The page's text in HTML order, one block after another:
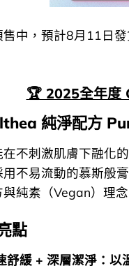
中，預計8月11日發
🏆 2025全年度
純淨配方
在不刺激肌膚下融化
用不易流動的慕斯般
與純素（Vegan）理
點
舒緩 + 深層潔淨：以